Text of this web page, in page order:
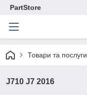
PartStore
Товари та послуги
J710 J7 2016